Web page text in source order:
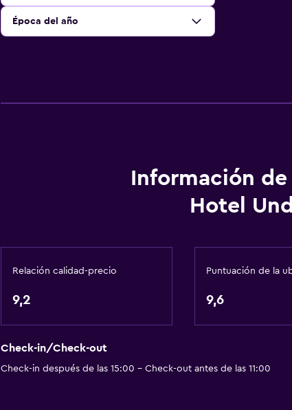
Época del año
Información
Hotel
Relación calidad-precio
9,2
Puntuación de la
9,6
Check-in/Check-out
Check-in después de las 15:00 - Check-out antes de las 11:00